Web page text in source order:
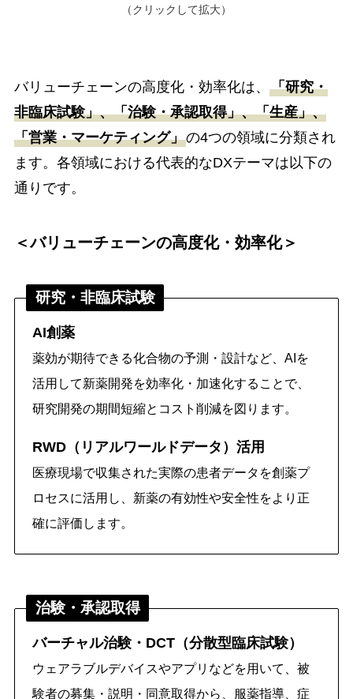
（クリックして拡大）
バリューチェーンの高度化・効率化は、 「研究・
非臨床試験」、「治験・承認取得」、「生産」、
「営業・マーケティング」の4つの領域に分類され
ます。各領域における代表的なDXテーマは以下の
通りです。
＜バリューチェーンの高度化・効率化＞
研究・非臨床試験
AI創薬
薬効が期待できる化合物の予測・設計など、AIを
活用して新薬開発を効率化・加速化することで、
研究開発の期間短縮とコスト削減を図ります。
RWD（リアルワールドデータ）活用
医療現場で収集された実際の患者データを創薬プ
ロセスに活用し、新薬の有効性や安全性をより正
確に評価します。
治験・承認取得
バーチャル治験・DCT（分散型臨床試験）
ウェアラブルデバイスやアプリなどを用いて、被
験者の募集・説明・同意取得から、服薬指導、症